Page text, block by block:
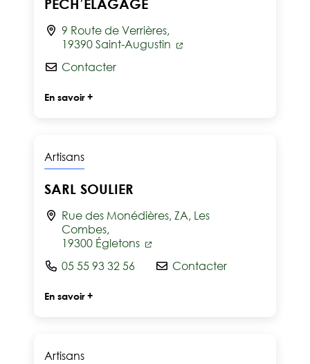
PECH’ÉLAGAGE
9 Route de Verrières,
19390 Saint-Augustin
Contacter
En savoir +
Artisans
SARL SOULIER
Rue des Monédières, ZA, Les
Combes,
19300 Égletons
05 55 93 32 56
Contacter
En savoir +
Artisans